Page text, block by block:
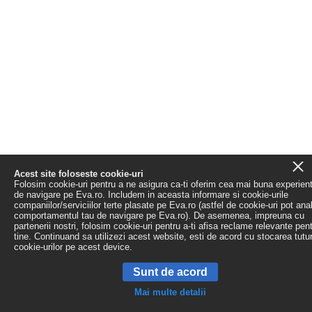
Acest site foloseste cookie-uri
Folosim cookie-uri pentru a ne asigura ca-ti oferim cea mai buna
de navigare pe Eva.ro. Includem in aceasta informare si cookie-urile
companiilor/serviciilor terte plasate pe Eva.ro (astfel de cookie-uri pot
comportamentul tau de navigare pe Eva.ro). De asemenea, impreuna cu
partenerii nostri, folosim cookie-uri pentru a-ti afisa reclame relevante
tine. Continuand sa utilizezi acest website, esti de acord cu stocarea
cookie-urilor pe acest device.
Sunt de acord
Mai multe detalii